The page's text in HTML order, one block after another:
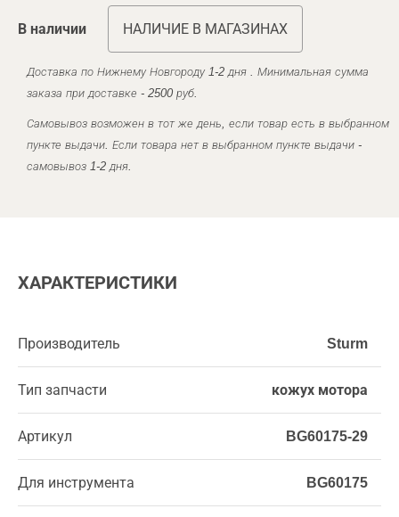
В наличии НАЛИЧИЕ В МАГАЗИНАХ
Доставка по Нижнему Новгороду 1-2 дня . Минимальная сумма
заказа при доставке - 2500 руб.
Самовывоз возможен в тот же день, если товар есть в выбранном
пункте выдачи. Если товара нет в выбранном пункте выдачи -
самовывоз 1-2 дня.
ХАРАКТЕРИСТИКИ
Производитель Sturm
Тип запчасти кожух мотора
Артикул BG60175-29
Для инструмента BG60175